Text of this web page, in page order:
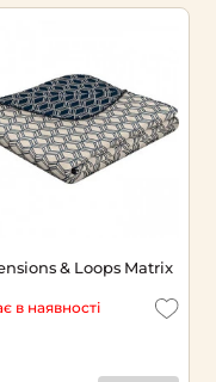
& Loops Matrix
в наявності